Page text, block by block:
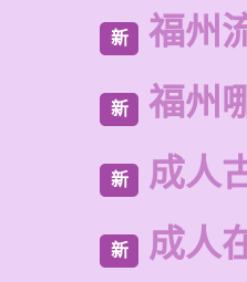
新 福州
新 福州
新 成人
新 成人